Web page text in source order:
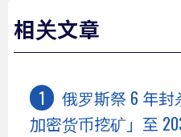
相关文章
俄罗斯祭 6 年
加密货币挖矿」至